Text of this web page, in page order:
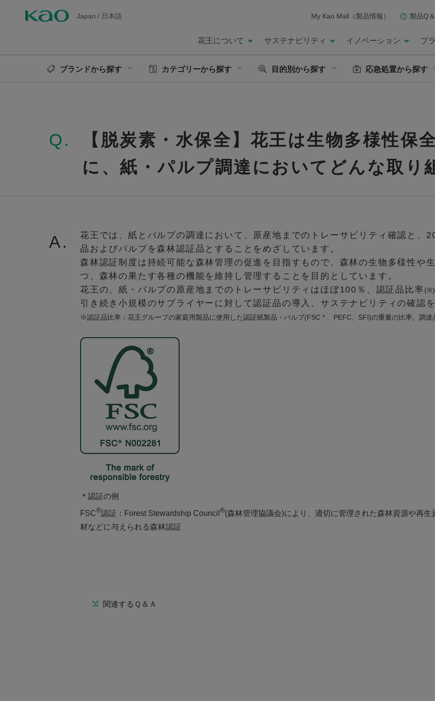
Japan / 日本語 My Kao Mall（製品情報） 製品Q
花王について サステナビリティ イノベーション ブ
ブランドから探す カテゴリーから探す 目的別から探す 応急処置から探す
Q.
【脱炭素・水保全】花王は生物多様性保
に、紙・パルプ調達においてどんな取り
A.
花王では、紙とパルプの調達において、原産地までのトレーサビリティ確認と、
品およびパルプを森林認証品とすることをめざしています。
森林認証制度は持続可能な森林管理の促進を目指すもので、森林の生物多様性や
つ、森林の果たす各種の機能を維持し管理することを目的としています。
花王の、紙・パルプの原産地までのトレーサビリティはほぼ100％、認証品比率 (※)
引き続き小規模のサプライヤーに対して認証品の導入、サステナビリティの確認
※認証品比率：花王グループの家庭用製品に使用した認証紙製品・パルプ(FSC * 、PEFC、SFI)の重量の比率。調
＊認証の例
FSC®認証：Forest Stewardship Council ®(森林管理協議会)により、適切に管理された森林資源や再
材などに与えられる森林認証
関連するＱ＆Ａ